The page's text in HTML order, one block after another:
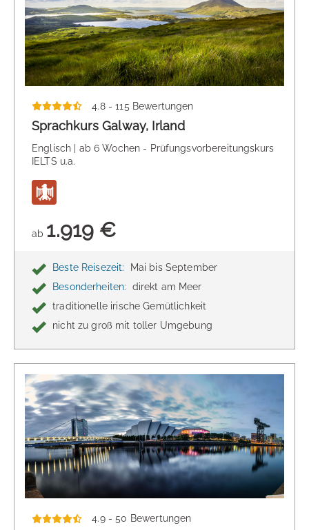
4.8 - 115 Bewertungen
Sprachkurs Galway, Irland
Englisch | ab 6 Wochen - Prüfungsvorbereitungskurs
IELTS u.a.
ab 1.919 €
Beste Reisezeit:
Mai bis September
Besonderheiten:
direkt am Meer
traditionelle irische Gemütlichkeit
nicht zu groß mit toller Umgebung
4.9 - 50 Bewertungen